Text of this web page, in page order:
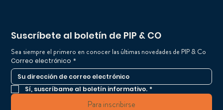
Suscríbete al boletín de PIP & CO
Sea siempre el primero en conocer las últimas novedades de PIP & Co
Correo electrónico *
Sí, suscríbame al boletín informativo. *
Para inscribirse